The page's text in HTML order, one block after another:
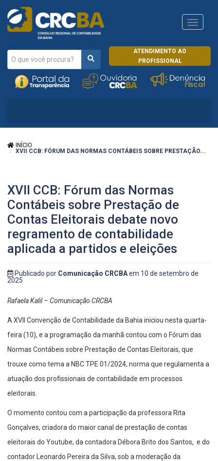
ATENDIMENTO AO
PROFISSIONAL
CRCRJ
INÍCIO
XVII CCB: FÓRUM DAS NORMAS CONTÁBEIS SOBRE PRESTAÇÃO...
XVII CCB: Fórum das Normas
Contábeis sobre Prestação de
Contas Eleitorais debate novo
regramento de contabilidade
aplicada a partidos e eleições
Publicado por Comunicação CRCBAem 10 de setembro de
2025
Rafaela Kalil – Comunicação CRCBA
A XVII Convenção de Contabilidade da Bahia iniciou nesta quarta-
feira (10), e a programação da manhã contou com o Fórum das
Normas Contábeis sobre Prestação de Contas Eleitorais, que
trouxe como tema a NBC TPE 01/2024, norma que regulamenta a
atuação dos profissionais de contabilidade em processos
eleitorais.
O momento contou com a participação da professora Rita
Gonçalves, criadora do maior canal de prestação de contas
eleitorais do Youtube, da contadora Débora Brito dos Santos, e do
contador Leonardo Pereira da Silva, sob a moderação da